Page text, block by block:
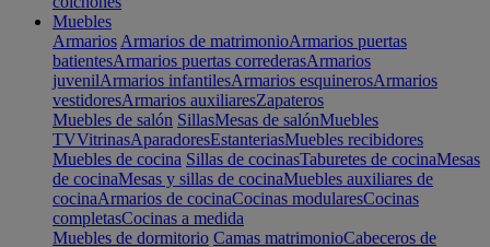
Muebles
Armarios Armarios de matrimonioArmarios puertas
batientesArmarios puertas correderasArmarios
juvenilArmarios infantilesArmarios esquinerosArmarios
vestidoresArmarios auxiliaresZapateros
Muebles de salón SillasMesas de salónMuebles
TVVitrinasAparadoresEstanteriasMuebles recibidores
Muebles de cocina Sillas de cocinasTaburetes de cocinaMesas
de cocinaMesas y sillas de cocinaMuebles auxiliares de
cocinaArmarios de cocinaCocinas modularesCocinas
completasCocinas a medida
Muebles de dormitorio Camas matrimonioCabeceros de